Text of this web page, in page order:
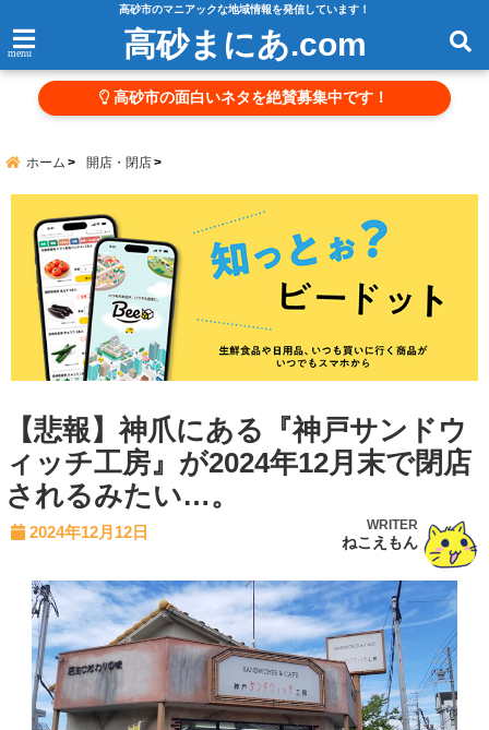
高砂市のマニアックな地域情報を発信しています！
menu 高砂まにあ.com
高砂市の面白いネタを絶賛募集中です！
ホーム 開店・閉店
【悲報】神爪にある『神戸サンドウ
ィッチ工房』が2024年12月末で閉店
されるみたい…。
2024年12月12日 WRITER
ねこえもん